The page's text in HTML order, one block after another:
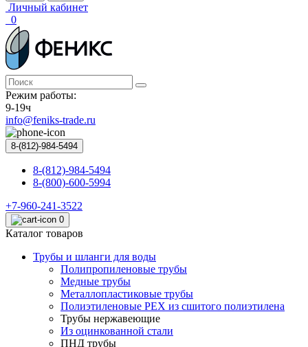
Личный кабинет
0
Режим работы:
9-19ч
info@feniks-trade.ru
8-(812)-984-5494
8-(812)-984-5494
8-(800)-600-5994
+7-960-241-3522
0
Каталог товаров
Трубы и шланги для воды
Полипропиленовые трубы
Медные трубы
Металлопластиковые трубы
Полиэтиленовые PEX из сшитого полиэтилена
Трубы нержавеющие
Из оцинкованной стали
ПНД трубы